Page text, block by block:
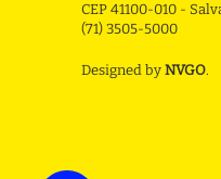
CEP 41100-010 -
(71) 3505-5000
Designed by NVGO.